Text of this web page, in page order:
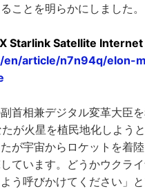
ことを明らかにしました。
Starlink Satellite
article/n7n94q/elon-
首相兼デジタル変革大臣
が火星を植民地化しよう
が宇宙からロケットを着
ています。どうかウクラ
う呼びかけてください」と